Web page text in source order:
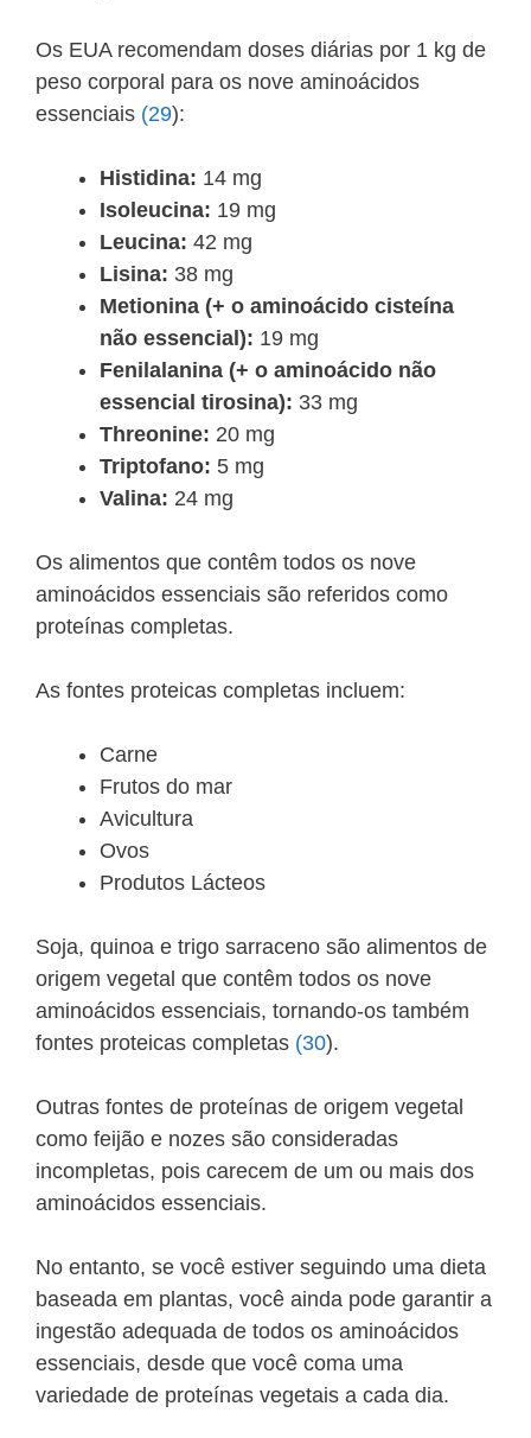
Os EUA recomendam doses diárias por 1 kg de
peso corporal para os nove aminoácidos
essenciais (29):
Histidina: 14 mg
Isoleucina: 19 mg
Leucina: 42 mg
Lisina: 38 mg
Metionina (+ o aminoácido cisteína
não essencial): 19 mg
Fenilalanina (+ o aminoácido não
essencial tirosina): 33 mg
Threonine: 20 mg
Triptofano: 5 mg
Valina: 24 mg
Os alimentos que contêm todos os nove
aminoácidos essenciais são referidos como
proteínas completas.
As fontes proteicas completas incluem:
Carne
Frutos do mar
Avicultura
Ovos
Produtos Lácteos
Soja, quinoa e trigo sarraceno são alimentos de
origem vegetal que contêm todos os nove
aminoácidos essenciais, tornando-os também
fontes proteicas completas (30).
Outras fontes de proteínas de origem vegetal
como feijão e nozes são consideradas
incompletas, pois carecem de um ou mais dos
aminoácidos essenciais.
No entanto, se você estiver seguindo uma dieta
baseada em plantas, você ainda pode garantir a
ingestão adequada de todos os aminoácidos
essenciais, desde que você coma uma
variedade de proteínas vegetais a cada dia.